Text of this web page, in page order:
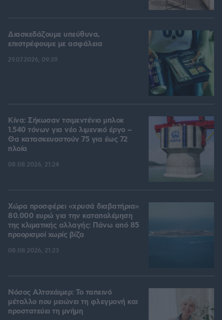
Διασκεδάζουμε υπεύθυνα,
επιστρέφουμε με ασφάλεια
29.07.2026, 09:39
Κίνα: Σήκωσαν τσιμεντένιο μπλοκ
1.540 τόνων για νέο λιμενικό έργο –
Θα κατασκευαστούν 75 για έως 72
πλοία
08.08.2026, 21:24
Χώρα προσφέρει «χρυσά διαβατήρια»
80.000 ευρώ για την καταπολέμηση
της κλιματικής αλλαγής: Πάνω από 85
προορισμοί χωρίς βίζα
08.08.2026, 21:23
Νόσος Αλτσχάιμερ: Το ταπεινό
μέταλλο που μειώνει τη φλεγμονή και
προστατεύει τη μνήμη